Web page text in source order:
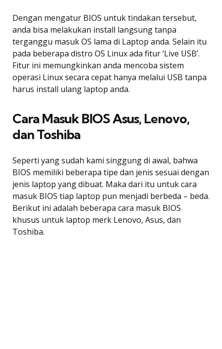
Dengan mengatur BIOS untuk tindakan tersebut,
anda bisa melakukan install langsung tanpa
terganggu masuk OS lama di Laptop anda. Selain itu
pada beberapa distro OS Linux ada fitur ‘Live USB’.
Fitur ini memungkinkan anda mencoba sistem
operasi Linux secara cepat hanya melalui USB tanpa
harus install ulang laptop anda.
Cara Masuk BIOS Asus, Lenovo,
dan Toshiba
Seperti yang sudah kami singgung di awal, bahwa
BIOS memiliki beberapa tipe dan jenis sesuai dengan
jenis laptop yang dibuat. Maka dari itu untuk cara
masuk BIOS tiap laptop pun menjadi berbeda – beda.
Berikut ini adalah beberapa cara masuk BIOS
khusus untuk laptop merk Lenovo, Asus, dan
Toshiba.